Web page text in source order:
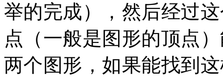
举的完成），然后经过
点（一般是图形的顶点
两个图形，如果能找到